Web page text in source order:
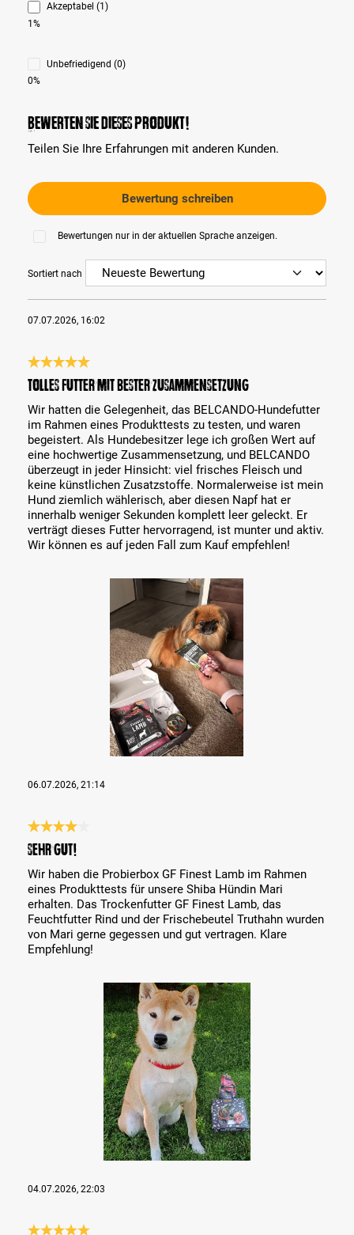
Akzeptabel (1)
1%
Unbefriedigend (0)
0%
Bewerten Sie dieses Produkt!
Teilen Sie Ihre Erfahrungen mit anderen Kunden.
Bewertung schreiben
Bewertungen nur in der aktuellen Sprache anzeigen.
Sortiert nach
07.07.2026, 16:02
Bewertung mit 5 von 5 Sternen
Tolles Futter mit bester Zusammensetzung
Wir hatten die Gelegenheit, das BELCANDO-Hundefutter
im Rahmen eines Produkttests zu testen, und waren
begeistert. Als Hundebesitzer lege ich großen Wert auf
eine hochwertige Zusammensetzung, und BELCANDO
überzeugt in jeder Hinsicht: viel frisches Fleisch und
keine künstlichen Zusatzstoffe. Normalerweise ist mein
Hund ziemlich wählerisch, aber diesen Napf hat er
innerhalb weniger Sekunden komplett leer geleckt. Er
verträgt dieses Futter hervorragend, ist munter und aktiv.
Wir können es auf jeden Fall zum Kauf empfehlen!
Bildergalerie überspringen
06.07.2026, 21:14
Bewertung mit 4 von 5 Sternen
Sehr gut!
Wir haben die Probierbox GF Finest Lamb im Rahmen
eines Produkttests für unsere Shiba Hündin Mari
erhalten. Das Trockenfutter GF Finest Lamb, das
Feuchtfutter Rind und der Frischebeutel Truthahn wurden
von Mari gerne gegessen und gut vertragen. Klare
Empfehlung!
Bildergalerie überspringen
04.07.2026, 22:03